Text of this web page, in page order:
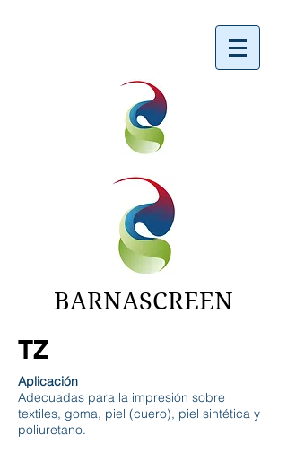
BARNASCREEN
TZ
Aplicación
Adecuadas para la impresión sobre
textiles, goma, piel (cuero), piel sintética y
poliuretano.